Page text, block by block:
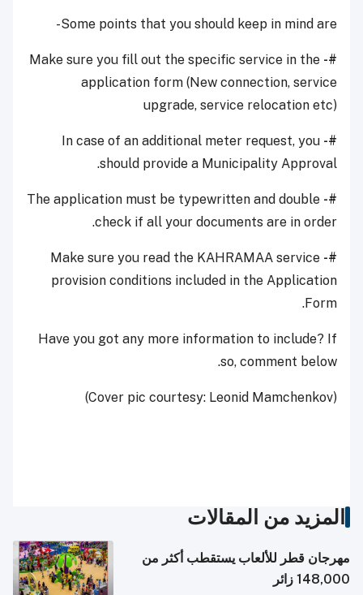
Some points that you should keep in mind are-
#-
Make sure you fill out the specific service in the
application form (New connection, service
upgrade, service relocation etc)
#-
In case of an additional meter request, you
should provide a Municipality Approval.
#-
The application must be typewritten and double
check if all your documents are in order.
#-
Make sure you read the KAHRAMAA service
provision conditions included in the Application
Form.
Have you got any more information to include? If
so, comment below.
(Cover pic courtesy: Leonid Mamchenkov)
المزيد من المقالات
مهرجان قطر للألعاب يستقطب أكثر من
148,000 زائر